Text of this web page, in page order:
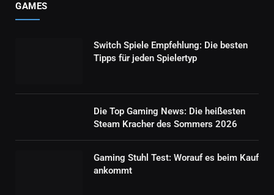
GAMES
Switch Spiele Empfehlung: Die besten
Tipps für jeden Spielertyp
Die Top Gaming News: Die heißesten
Steam Kracher des Sommers 2026
Gaming Stuhl Test: Worauf es beim Kauf
ankommt